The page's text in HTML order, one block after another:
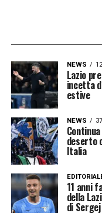
Iscriviti
LA PLAYLIST
NEWS
Lazio
incetta
estive
NEWS
deserto
Italia
11 anni
della
di Sergej